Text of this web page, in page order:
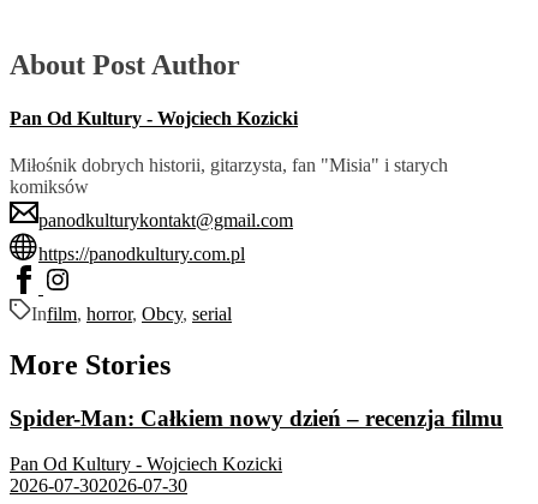
About Post Author
Pan Od Kultury - Wojciech Kozicki
Miłośnik dobrych historii, gitarzysta, fan "Misia" i starych
komiksów
panodkulturykontakt@gmail.com
https://panodkultury.com.pl
Infilm, horror, Obcy, serial
More Stories
Spider-Man: Całkiem nowy dzień – recenzja filmu
Pan Od Kultury - Wojciech Kozicki
2026-07-302026-07-30